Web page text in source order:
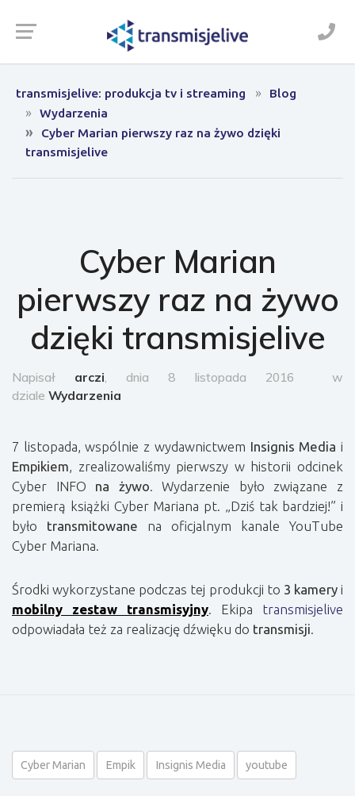
transmisjelive: produkcja tv i streaming
Blog
Wydarzenia
Cyber Marian pierwszy raz na żywo dzięki
transmisjelive
Cyber Marian
pierwszy raz na żywo
dzięki transmisjelive
Napisał arczi, dnia 8 listopada 2016
w
dziale Wydarzenia
7 listopada, wspólnie z wydawnictwem Insignis Media i
Empikiem, zrealizowaliśmy pierwszy w historii odcinek
Cyber INFO na żywo. Wydarzenie było związane z
premierą książki Cyber Mariana pt. „Dziś tak bardziej!” i
było transmitowane na oficjalnym kanale YouTube
Cyber Mariana.
Środki wykorzystane podczas tej produkcji to 3 kameryi
mobilny zestaw transmisyjny. Ekipa transmisjelive
odpowiadała też za realizację dźwięku do transmisji.
Cyber Marian Empik Insignis Media youtube